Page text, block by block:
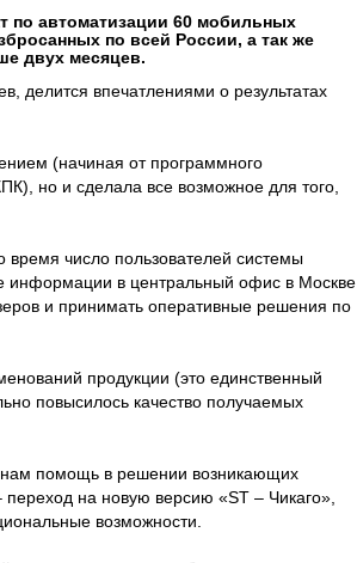
по автоматизации 60 мобильных
по всей России, а так же
двух месяцев.
делится впечатлениями о результатах
(начиная от программного
но и сделала все возможное для того,
число пользователей системы
информации в центральный офис в Москве
и принимать оперативные решения по
продукции (это единственный
повысилось качество получаемых
нам помощь в решении возникающих
на новую версию «ST – Чикаго»,
возможности.